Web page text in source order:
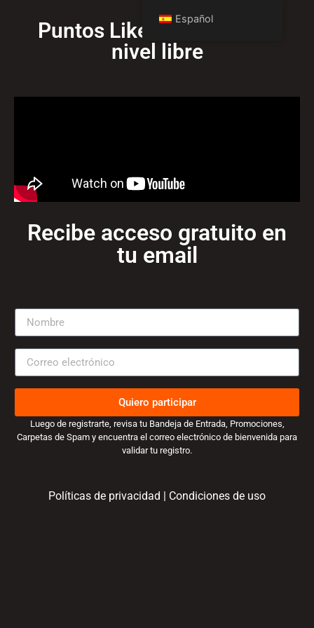
Puntos Like de acceso de
nivel libre
Recibe acceso gratuito en
tu email
Quiero participar
Luego de registrarte, revisa tu Bandeja de Entrada, Promociones,
Carpetas de Spam y encuentra el correo electrónico de bienvenida para
validar tu registro.
Políticas de privacidad Condiciones de uso
Español